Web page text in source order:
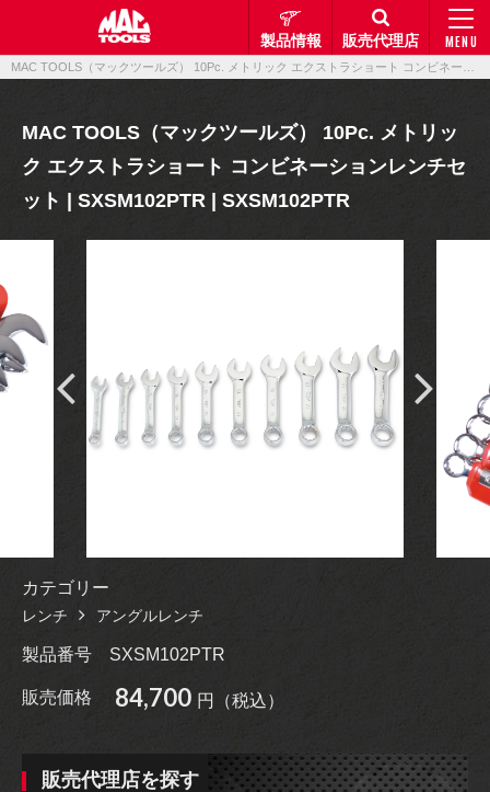
MENU
製品情報 販売代理店
MAC TOOLS（マックツールズ） 10Pc. メトリッ
ク エクストラショート コンビネーションレンチセ
ット | SXSM102PTR | SXSM102PTR
カテゴリー
レンチ アングルレンチ
製品番号 SXSM102PTR
販売価格 84,700 円（税込）
販売代理店を探す